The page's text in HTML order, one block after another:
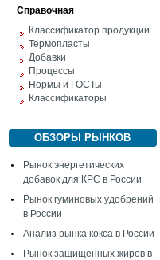
Справочная
Классификатор продукции
Термопласты
Добавки
Процессы
Нормы и ГОСТы
Классификаторы
ОБЗОРЫ РЫНКОВ
Рынок энергетических
добавок для КРС в России
Рынок гуминовых удобрений
в России
Анализ рынка кокса в России
Рынок защищенных жиров в